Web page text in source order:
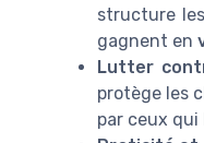
structure les
gagnent en
Lutter
protège les
par ceux